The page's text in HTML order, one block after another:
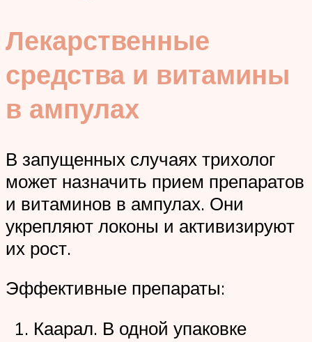
Лекарственные
средства и витамины
в ампулах
В запущенных случаях трихолог
может назначить прием препаратов
и витаминов в ампулах. Они
укрепляют локоны и активизируют
их рост.
Эффективные препараты:
Каарал. В одной упаковке